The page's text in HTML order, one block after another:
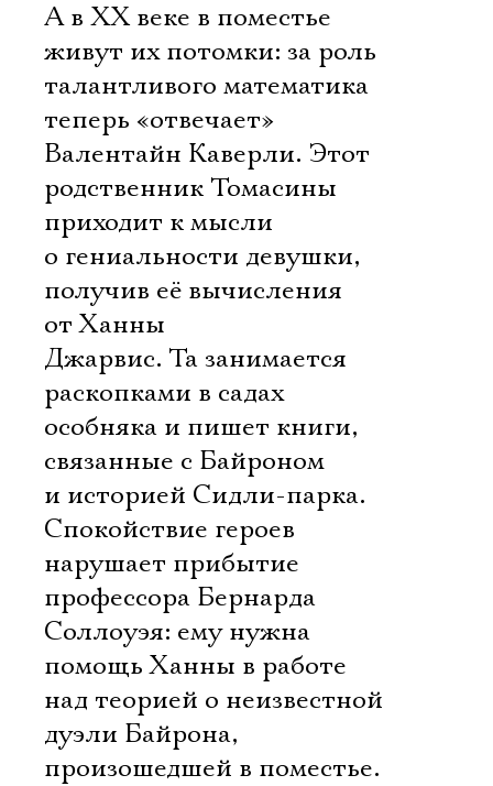
А в XX веке в поместье
живут их потомки: за роль
талантливого математика
теперь «отвечает»
Валентайн Каверли. Этот
родственник Томасины
приходит к мысли
о гениальности девушки,
получив её вычисления
от Ханны
Джарвис. Та занимается
раскопками в садах
особняка и пишет книги,
связанные с Байроном
и историей Сидли-парка.
Спокойствие героев
нарушает прибытие
профессора Бернарда
Соллоуэя: ему нужна
помощь Ханны в работе
над теорией о неизвестной
дуэли Байрона,
произошедшей в поместье.
Имя
Ознакомиться